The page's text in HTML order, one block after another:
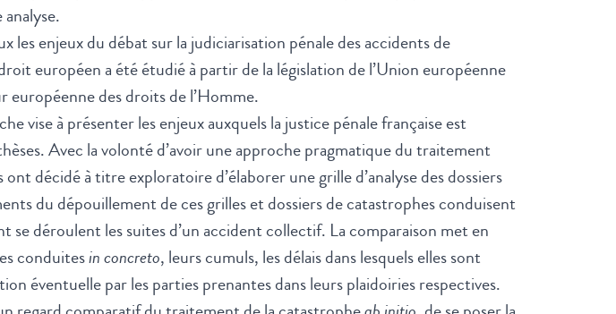
les enjeux du débat sur la judiciarisation pénale des accidents de
européen a été étudié à partir de la législation de l’Union européenne
européenne des droits de l’Homme.
vise à présenter les enjeux auxquels la justice pénale française est
Avec la volonté d’avoir une approche pragmatique du traitement
ont décidé à titre exploratoire d’élaborer une grille d’analyse des dossiers
du dépouillement de ces grilles et dossiers de catastrophes conduisent
se déroulent les suites d’un accident collectif. La comparaison met en
conduitesin concreto, leurs cumuls, les délais dans lesquels elles sont
éventuelle par les parties prenantes dans leurs plaidoiries respectives.